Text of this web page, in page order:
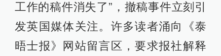
工作的稿件消失了”，撤稿事件立刻引
发英国媒体关注。许多读者涌向《泰
晤士报》网站留言区，要求报社解释